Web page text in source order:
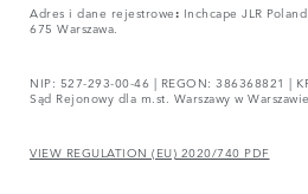
Adres i dane rejestrowe: Inchcape JLR
675 Warszawa.
NIP: 527-293-00-46 | REGON: 386368821 |
Sąd Rejonowy dla m.st. Warszawy w
VIEW REGULATION (EU) 2020/740 PDF